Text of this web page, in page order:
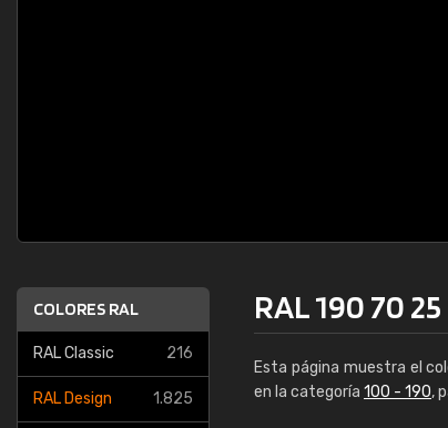
COLORES RAL
RAL Classic 216
RAL Design 1.825
RAL 190 70
Esta página muestra el
en la categoría 100 - 190,